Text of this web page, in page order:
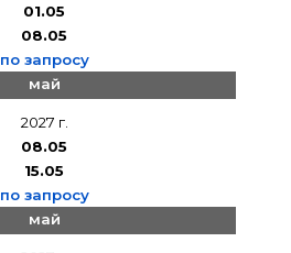
01.05
08.05
по запросу
май
2027 г.
08.05
15.05
по запросу
май